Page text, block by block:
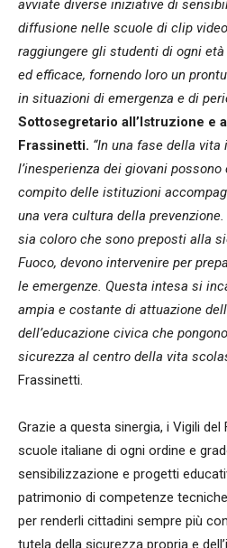
avviate diverse iniziative di
diffusione nelle scuole di clip
raggiungere gli studenti di ogni
ed efficace, fornendo loro un
in situazioni di emergenza e di
Sottosegretario all’Istruzione e
Frassinetti. “In una fase della
l’inesperienza dei giovani
compito delle istituzioni
una vera cultura della
sia coloro che sono preposti alla
Fuoco, devono intervenire per
le emergenze. Questa intesa si
ampia e costante di attuazione
dell’educazione civica che
sicurezza al centro della vita
Frassinetti.
Grazie a questa sinergia, i Vigili
scuole italiane di ogni ordine e
sensibilizzazione e progetti
patrimonio di competenze
per renderli cittadini sempre più